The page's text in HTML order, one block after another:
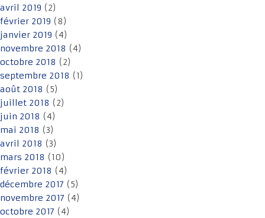
avril 2019 (2)
février 2019 (8)
janvier 2019 (4)
novembre 2018 (4)
octobre 2018 (2)
septembre 2018 (1)
août 2018 (5)
juillet 2018 (2)
juin 2018 (4)
mai 2018 (3)
avril 2018 (3)
mars 2018 (10)
février 2018 (4)
décembre 2017 (5)
novembre 2017 (4)
octobre 2017 (4)